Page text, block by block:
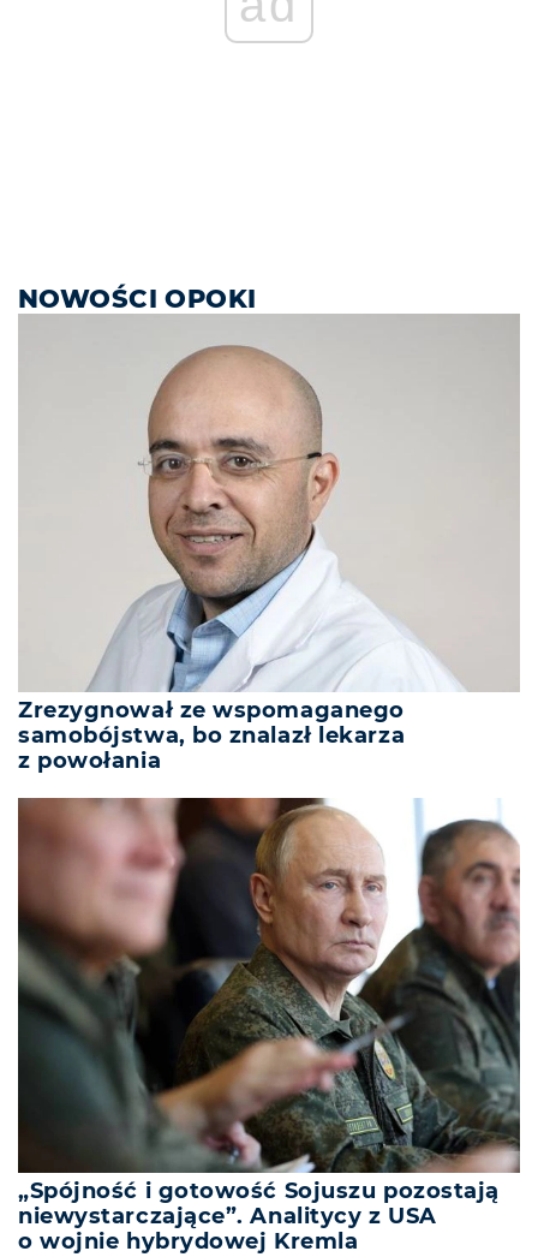
NOWOŚCI OPOKI
Zrezygnował ze wspomaganego
samobójstwa, bo znalazł lekarza
z powołania
„Spójność i gotowość Sojuszu pozostają
niewystarczające”. Analitycy z USA
o wojnie hybrydowej Kremla